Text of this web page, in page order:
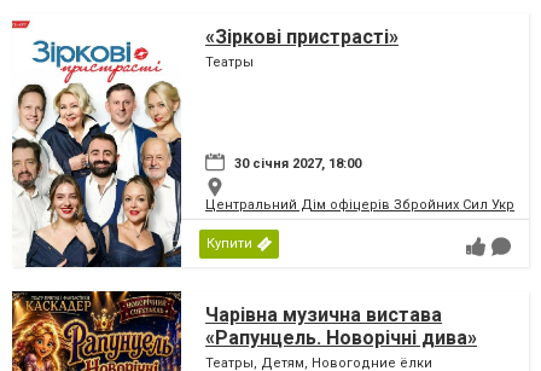
«Зіркові пристрасті»
Театры
30 січня 2027, 18:00
Центральний Дім офіцерів Збройних Сил
Купити
Чарівна музична вистава
«Рапунцель. Новорічні дива»
Театры, Детям, Новогодние ёлки